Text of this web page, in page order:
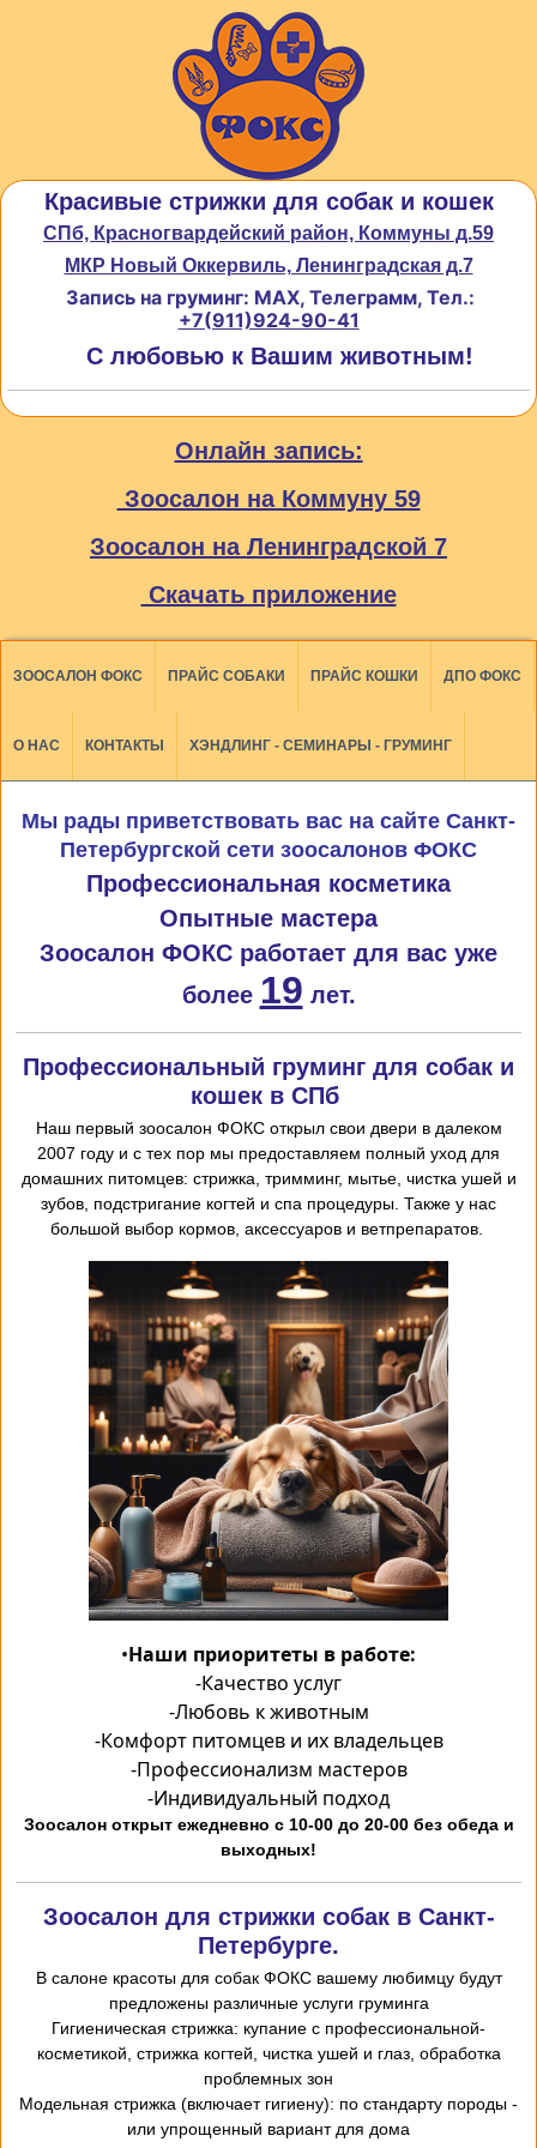
Красивые стрижки для собак и кошек
СПб, Красногвардейский район, Коммуны д.59
МКР Новый Оккервиль, Ленинградская д.7
Запись на груминг: MAX, Телеграмм, Тел.:
+7(911)924-90-41
С любовью к Вашим животным!
Онлайн запись:
Зоосалон на Коммуну 59
Зоосалон на Ленинградской 7
Скачать приложение
ЗООСАЛОН ФОКС ПРАЙС СОБАКИ ПРАЙС КОШКИ ДПО ФОКС
О НАС КОНТАКТЫ ХЭНДЛИНГ - СЕМИНАРЫ - ГРУМИНГ
Мы рады приветствовать вас на сайте Санкт-
Петербургской сети зоосалонов ФОКС
Профессиональная косметика
Опытные мастера
Зоосалон ФОКС работает для вас уже
более 19 лет.
Профессиональный груминг для собак и
кошек в СПб
Наш первый зоосалон ФОКС открыл свои двери в далеком
2007 году и с тех пор мы предоставляем полный уход для
домашних питомцев: стрижка, тримминг, мытье, чистка ушей и
зубов, подстригание когтей и спа процедуры. Также у нас
большой выбор кормов, аксессуаров и ветпрепаратов.
•Наши приоритеты в работе:
-Качество услуг
-Любовь к животным
-Комфорт питомцев и их владельцев
-Профессионализм мастеров
-Индивидуальный подход
Зоосалон открыт ежедневно с 10-00 до 20-00 без обеда и
выходных!
Зоосалон для стрижки собак в Санкт-
Петербурге.
В салоне красоты для собак ФОКС вашему любимцу будут
предложены различные услуги груминга
-Гигиеническая стрижка: купание с профессиональной
косметикой, стрижка когтей, чистка ушей и глаз, обработка
проблемных зон
- Модельная стрижка (включает гигиену): по стандарту породы
или упрощенный вариант для дома